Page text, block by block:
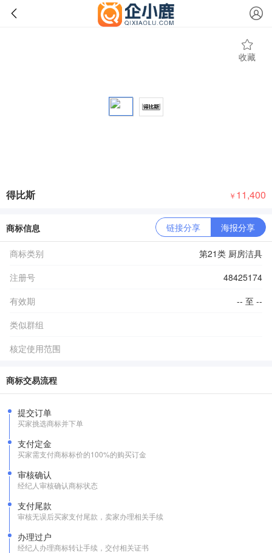
收藏
得比斯 ￥ 11,400
商标信息 链接分享 海报分享
商标类别
第21类 厨房洁具
注册号
48425174
有效期
-- 至 --
类似群组
核定使用范围
商标交易流程
提交订单
买家挑选商标并下单
支付定金
买家需支付商标标价的100%的购买订金
审核确认
经纪人审核确认商标状态
支付尾款
审核无误后买家支付尾款，卖家办理相关手续
办理过户
经纪人办理商标转让手续，交付相关证书